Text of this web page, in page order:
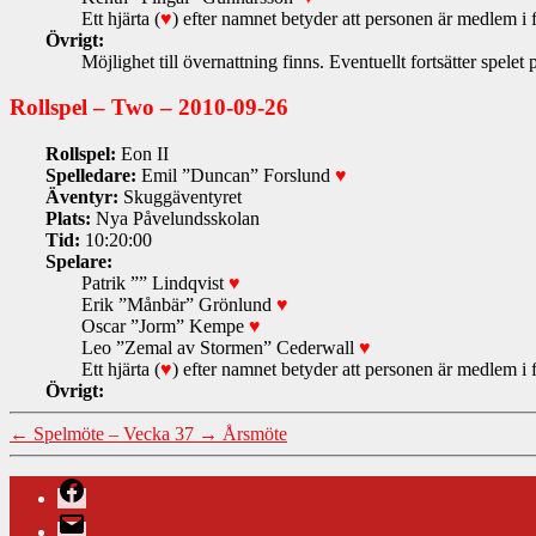
Ett hjärta (♥) efter namnet betyder att personen är medlem i
Övrigt:
Möjlighet till övernattning finns. Eventuellt fortsätter spelet
Rollspel – Two – 2010-09-26
Rollspel: Eon II
Spelledare: Emil ”Duncan” Forslund ♥
Äventyr: Skuggäventyret
Plats: Nya Påvelundsskolan
Tid: 10:20:00
Spelare:
Patrik ”” Lindqvist ♥
Erik ”Månbär” Grönlund ♥
Oscar ”Jorm” Kempe ♥
Leo ”Zemal av Stormen” Cederwall ♥
Ett hjärta (♥) efter namnet betyder att personen är medlem i
Övrigt:
← Spelmöte – Vecka 37 → Årsmöte
Facebook
E-